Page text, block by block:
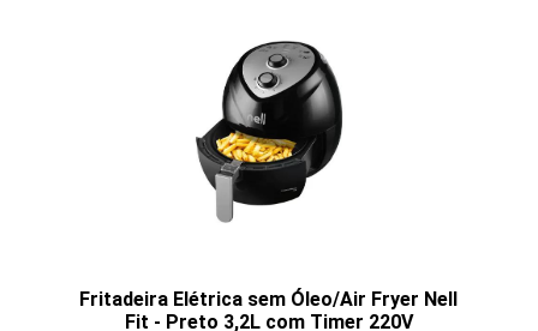
Fritadeira Elétrica sem Óleo/Air Fryer Nell
Fit - Preto 3,2L com Timer 220V